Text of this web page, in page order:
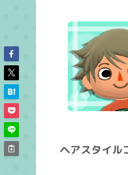
ヘアスタイル